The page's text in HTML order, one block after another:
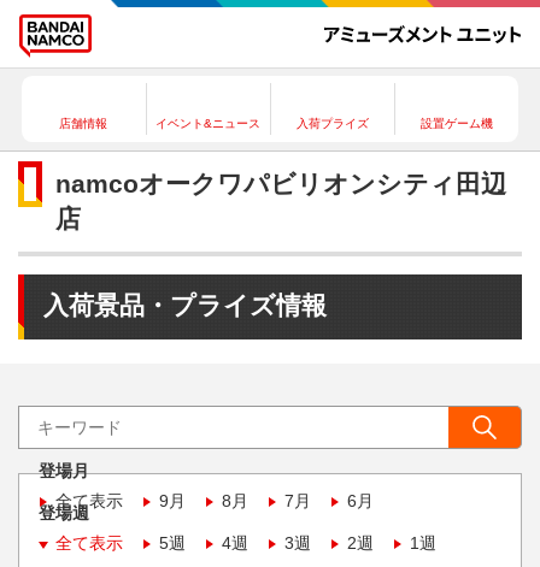
店舗情報 イベント&ニュース 入荷プライズ 設置ゲーム機
namcoオークワパビリオンシティ田辺
店
入荷景品・プライズ情報
登場月
全て表示
9月 8月 7月 6月
登場週
全て表示
5週 4週 3週 2週 1週